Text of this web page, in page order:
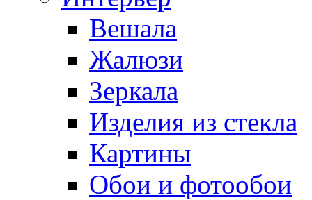
Вешала
Жалюзи
Зеркала
Изделия из стекла
Картины
Обои и фотообои